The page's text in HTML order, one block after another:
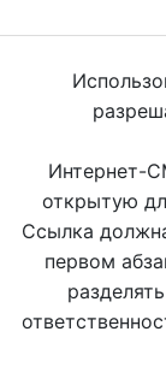
Интернет-
открытую
Ссылка
первом